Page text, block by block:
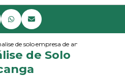
sedimentos
de solo idealempresa de analise de solo
de Solo